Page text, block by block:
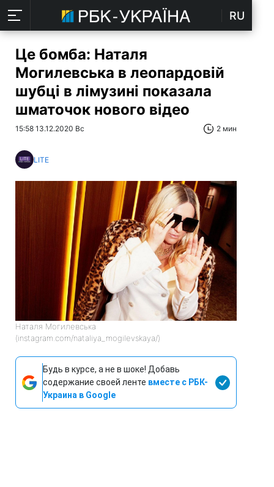
RU
Це бомба: Наталя
Могилевська в леопардовій
шубці в лімузині показала
шматочок нового відео
15:58 13.12.2020 Вс 2 мин
LITE
Наталя Могилевська
(instagram.com/nataliya_mogilevskaya/)
Будь в курсе, а не в шоке! Добавь
содержание своей ленте вместе с РБК-
Украина в Google